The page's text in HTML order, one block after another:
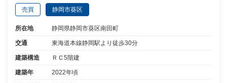
売買 静岡市葵区
所在地 静岡県静岡市葵区南田町
交通 東海道本線静岡駅より徒歩30分
建築構造 ＲＣ5階建
建築年 2022年頃